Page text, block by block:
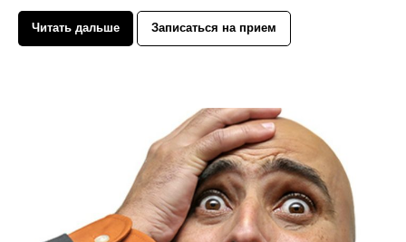
Читать дальше Записаться на прием